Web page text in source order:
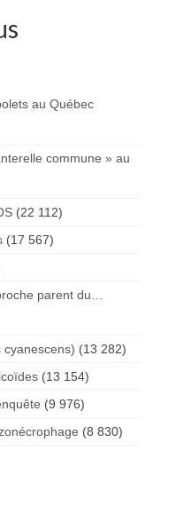
au Québec
commune » au
(22 112)
(17 567)
parent du…
cyanescens) (13 282)
(13 154)
(9 976)
(8 830)